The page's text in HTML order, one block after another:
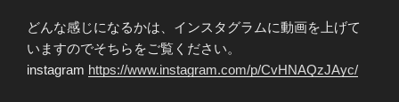
どんな感じになるかは、インスタグラムに動画を上げて
いますのでそちらをご覧ください。
instagram https://www.instagram.com/p/CvHNAQzJAyc/